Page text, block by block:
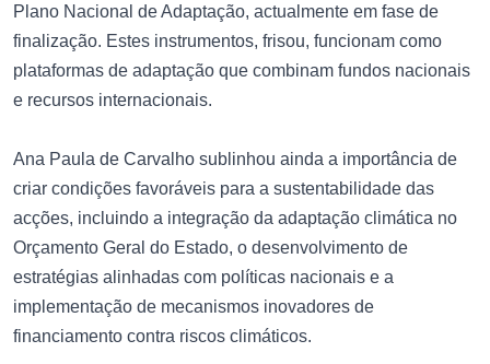
Plano Nacional de Adaptação, actualmente em fase de
finalização. Estes instrumentos, frisou, funcionam como
plataformas de adaptação que combinam fundos nacionais
e recursos internacionais.
Ana Paula de Carvalho sublinhou ainda a importância de
criar condições favoráveis para a sustentabilidade das
acções, incluindo a integração da adaptação climática no
Orçamento Geral do Estado, o desenvolvimento de
estratégias alinhadas com políticas nacionais e a
implementação de mecanismos inovadores de
financiamento contra riscos climáticos.